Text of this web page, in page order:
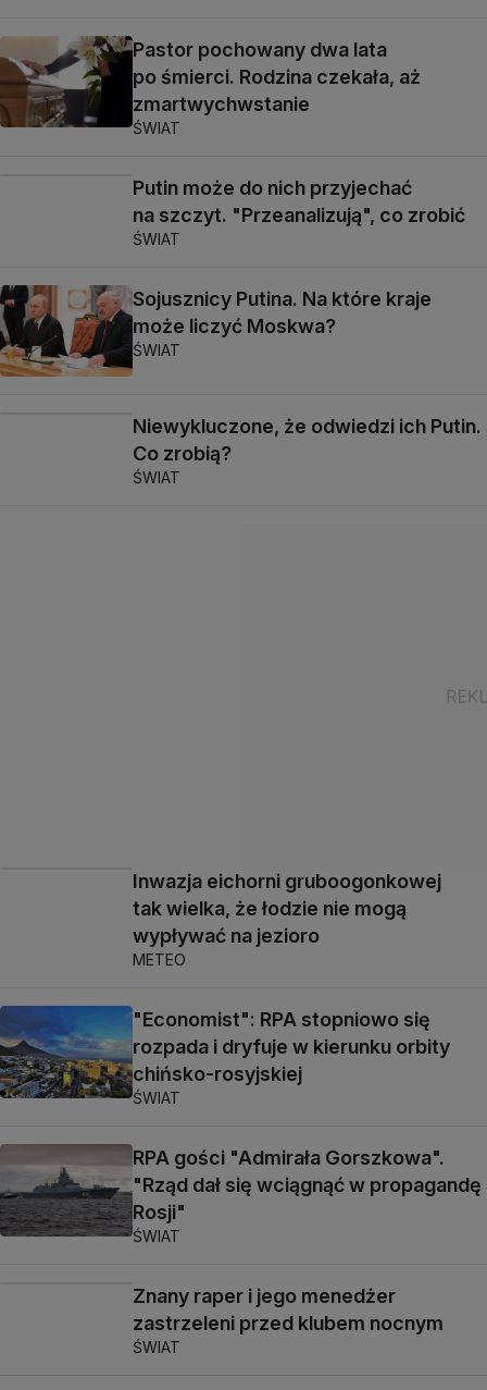
Pastor pochowany dwa lata
po śmierci. Rodzina czekała, aż
zmartwychwstanie
ŚWIAT
Putin może do nich przyjechać
na szczyt. "Przeanalizują", co zrobić
ŚWIAT
Sojusznicy Putina. Na które kraje
może liczyć Moskwa?
ŚWIAT
Niewykluczone, że odwiedzi ich Putin.
Co zrobią?
ŚWIAT
Inwazja eichorni gruboogonkowej
tak wielka, że łodzie nie mogą
wypływać na jezioro
METEO
"Economist": RPA stopniowo się
rozpada i dryfuje w kierunku orbity
chińsko-rosyjskiej
ŚWIAT
RPA gości "Admirała Gorszkowa".
"Rząd dał się wciągnąć w propagandę
Rosji"
ŚWIAT
Znany raper i jego menedżer
zastrzeleni przed klubem nocnym
ŚWIAT